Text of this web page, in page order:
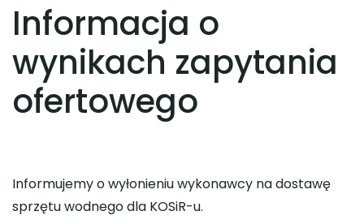
Informacja o
wynikach zapytania
ofertowego
Informujemy o wyłonieniu wykonawcy na dostawę
sprzętu wodnego dla KOSiR-u.